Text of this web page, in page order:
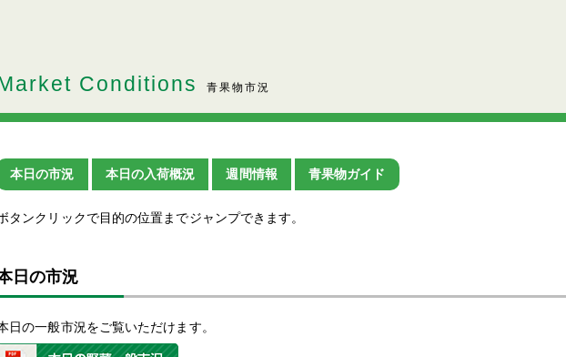
Conditions 青果物市況
本日の市況 本日の入荷概況 週間情報 青果物ガイド
タンクリックで目的の位置までジャンプできます。
日の市況
日の一般市況をご覧いただけます。